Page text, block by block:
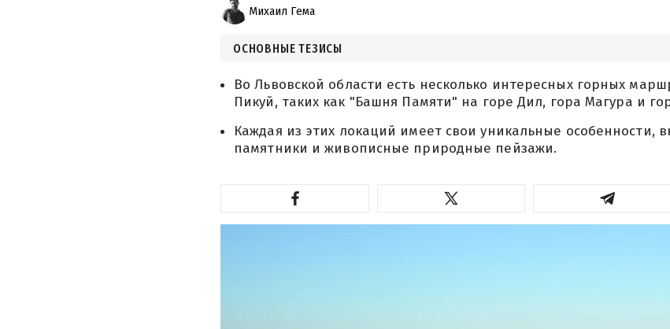
Михаил Гема
ОСНОВНЫЕ ТЕЗИСЫ
Во Львовской области есть несколько интересных горных
Пикуй, таких как "Башня Памяти" на горе Дил, гора Магура и
Каждая из этих локаций имеет свои уникальные особенности,
памятники и живописные природные пейзажи.